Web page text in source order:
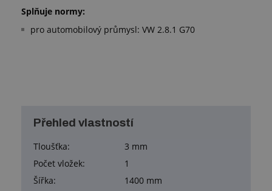
Splňuje normy:
pro automobilový průmysl: VW 2.8.1 G70
Přehled vlastností
Tloušťka:
3 mm
Počet vložek:
1
Šířka:
1400 mm